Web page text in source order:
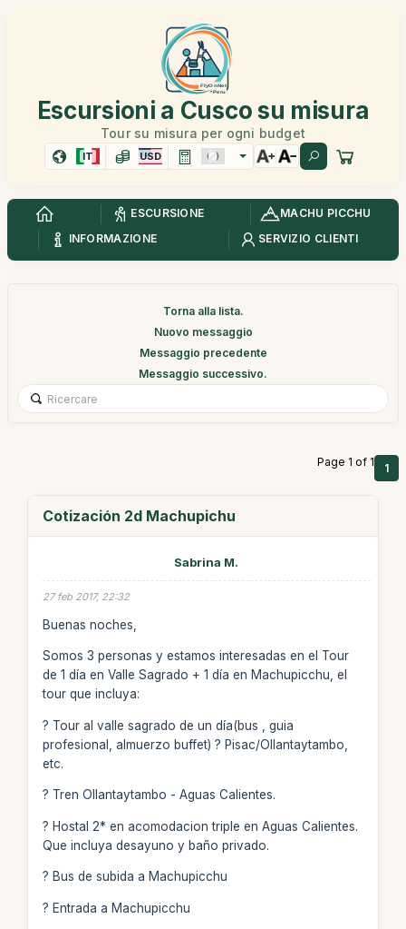
Escursioni a Cusco su misura
Tour su misura per ogni budget
IT USD
ESCURSIONE
MACHU PICCHU
INFORMAZIONE
SERVIZIO CLIENTI
Torna alla lista.
Nuovo messaggio
Messaggio precedente
Messaggio successivo.
Page 1 of 1 1
Cotización 2d Machupichu
Sabrina M.
27 feb 2017, 22:32
Buenas noches,
Somos 3 personas y estamos interesadas en el Tour
de 1 día en Valle Sagrado + 1 día en Machupicchu, el
tour que incluya:
? Tour al valle sagrado de un día(bus , guia
profesional, almuerzo buffet) ? Pisac/Ollantaytambo,
etc.
? Tren Ollantaytambo - Aguas Calientes.
? Hostal 2* en acomodacion triple en Aguas Calientes.
Que incluya desayuno y baño privado.
? Bus de subida a Machupicchu
? Entrada a Machupicchu